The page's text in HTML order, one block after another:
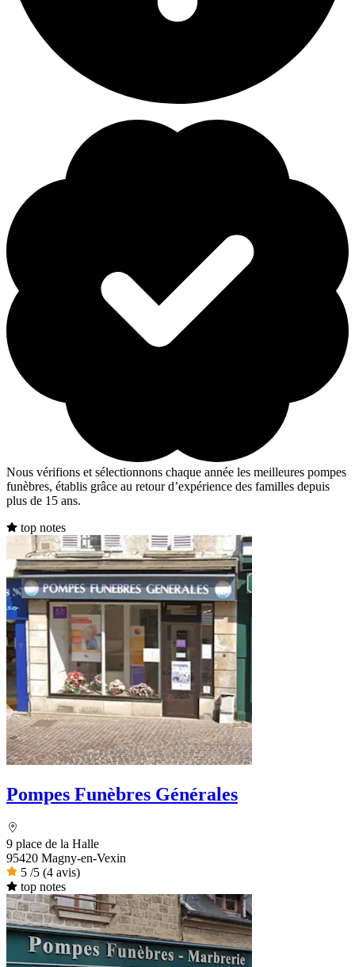
Nous vérifions et sélectionnons chaque année les meilleures pompes
funèbres, établis grâce au retour d’expérience des familles depuis
plus de 15 ans.
top notes
Pompes Funèbres Générales
9 place de la Halle
95420 Magny-en-Vexin
5 /5 (4 avis)
top notes